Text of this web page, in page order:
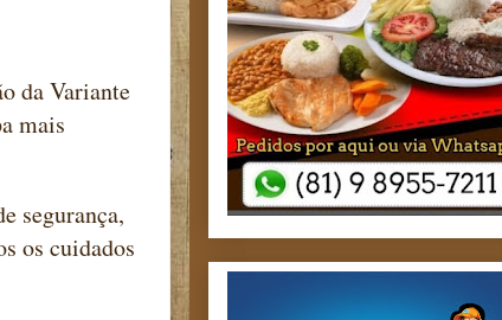
da Variante
mais
segurança,
os cuidados